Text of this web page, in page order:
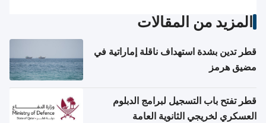
المزيد من المقالات
قطر تدين بشدة استهداف ناقلة إماراتية في
مضيق هرمز
قطر تفتح باب التسجيل لبرامج الدبلوم
العسكري لخريجي الثانوية العامة